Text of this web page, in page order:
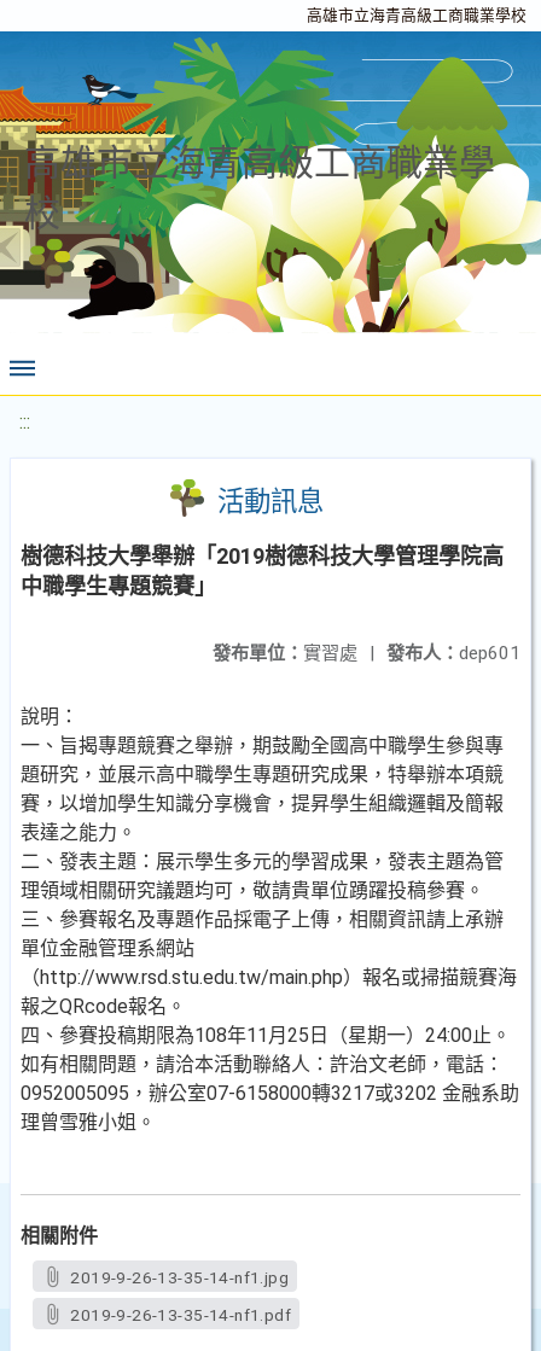
高雄市立海青高級工商職業學校
高雄市立海青高級工商職業學
校
:::
活動訊息
樹德科技大學舉辦「2019樹德科技大學管理學院高
中職學生專題競賽」
發布人： dep601
發布單位： 實習處 |
說明：
一、旨揭專題競賽之舉辦，期鼓勵全國高中職學生參與專
題研究，並展示高中職學生專題研究成果，特舉辦本項競
賽，以增加學生知識分享機會，提昇學生組織邏輯及簡報
表達之能力。
二、發表主題：展示學生多元的學習成果，發表主題為管
理領域相關研究議題均可，敬請貴單位踴躍投稿參賽。
三、參賽報名及專題作品採電子上傳，相關資訊請上承辦
單位金融管理系網站
（http://www.rsd.stu.edu.tw/main.php）報名或掃描競賽海
報之QRcode報名。
四、參賽投稿期限為108年11月25日（星期一）24:00止。
如有相關問題，請洽本活動聯絡人：許治文老師，電話：
0952005095，辦公室07-6158000轉3217或3202 金融系助
理曾雪雅小姐。
相關附件
2019-9-26-13-35-14-nf1.jpg
2019-9-26-13-35-14-nf1.pdf